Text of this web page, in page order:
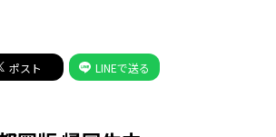
ポスト LINEで送る